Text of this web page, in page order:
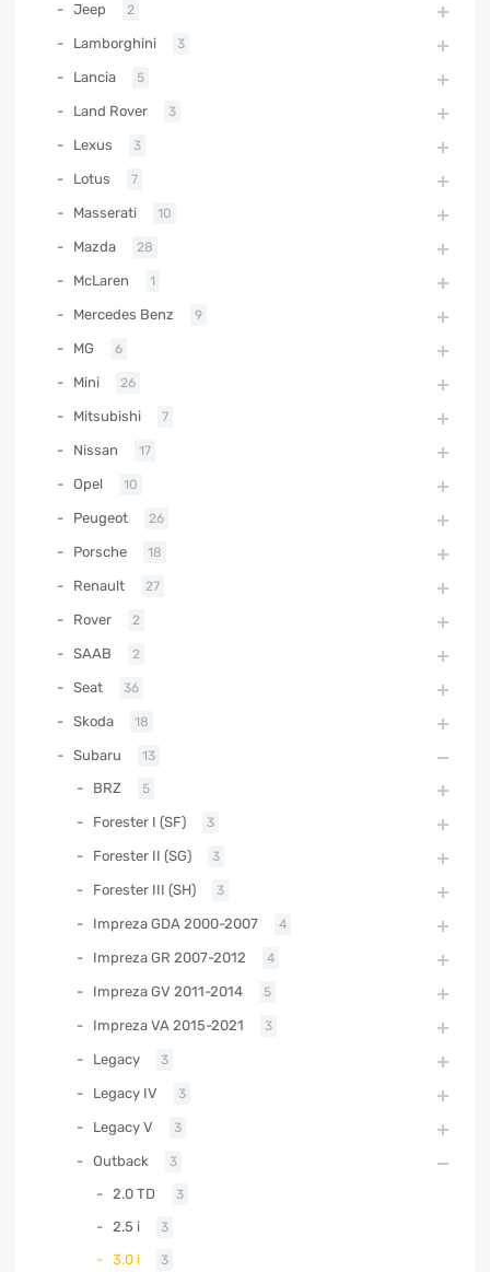
Jeep 2
Lamborghini 3
Lancia 5
Land Rover 3
Lexus 3
Lotus 7
Masserati 10
Mazda 28
McLaren 1
Mercedes Benz 9
MG 6
Mini 26
Mitsubishi 7
Nissan 17
Opel 10
Peugeot 26
Porsche 18
Renault 27
Rover 2
SAAB 2
Seat 36
Skoda 18
Subaru 13
BRZ 5
Forester I (SF) 3
Forester II (SG) 3
Forester III (SH) 3
Impreza GDA 2000-2007 4
Impreza GR 2007-2012 4
Impreza GV 2011-2014 5
Impreza VA 2015-2021 3
Legacy 3
Legacy IV 3
Legacy V 3
Outback 3
2.0 TD 3
2.5 i 3
3.0 i 3